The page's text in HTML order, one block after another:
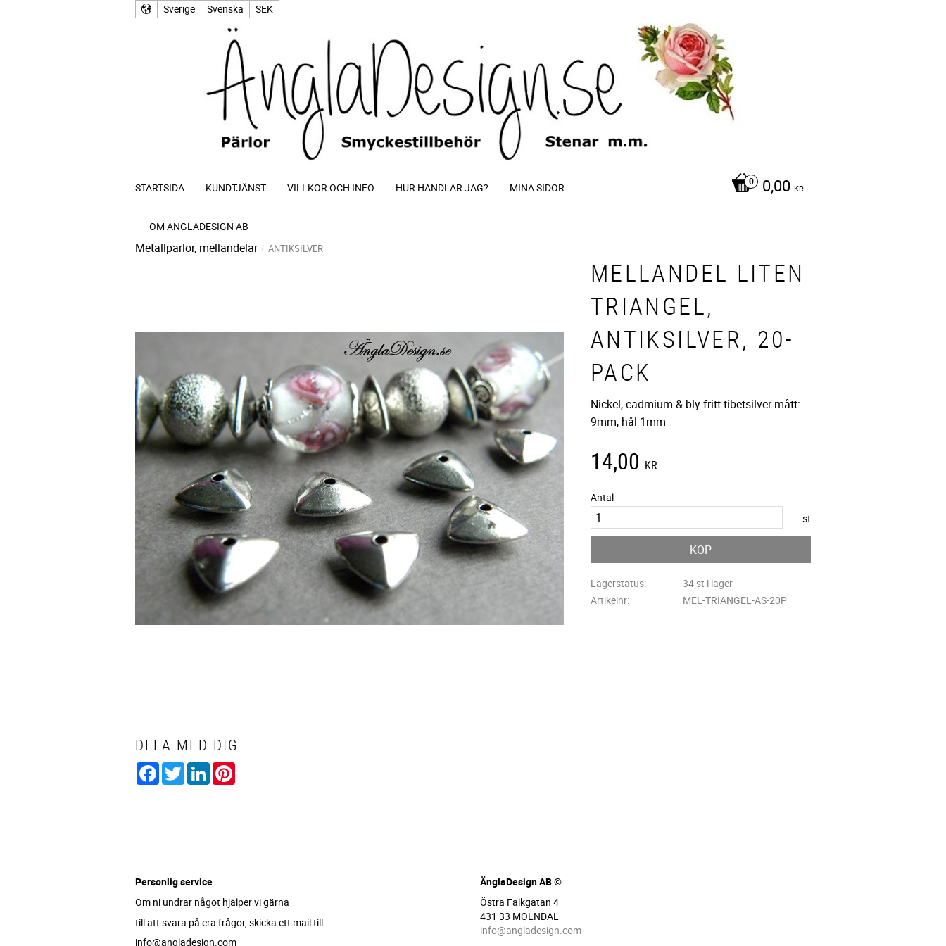
Sverige Svenska SEK
0,00 KR
STARTSIDA KUNDTJÄNST VILLKOR OCH INFO HUR HANDLAR JAG? MINA SIDOR
OM ÄNGLADESIGN AB
Metallpärlor, mellandelar ANTIKSILVER
MELLANDEL LITEN
TRIANGEL,
ANTIKSILVER, 20-
PACK
Nickel, cadmium & bly fritt tibetsilver mått:
9mm, hål 1mm
14,00 KR
Antal
st
KÖP
Lagerstatus
34 st i lager
Artikelnr
MEL-TRIANGEL-AS-20P
DELA MED DIG
Facebook
TwitterLinkedIn
Personlig service
Om ni undrar något hjälper vi gärna
till att svara på era frågor, skicka ett mail till:
info@angladesign.com
ÄnglaDesign AB ©
Östra Falkgatan 4
431 33 MÖLNDAL
info@angladesign.com